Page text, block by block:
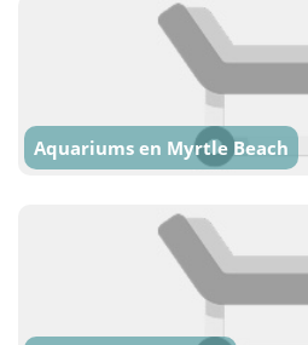
Aquariums en Myrtle Beach